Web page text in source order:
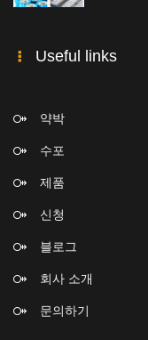
Useful links
약박
수포
제품
신청
블로그
회사 소개
문의하기